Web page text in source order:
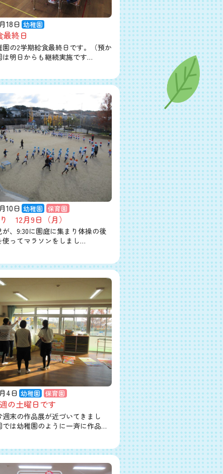
18日 幼稚園
最終日
の2学期給食最終日です。（預か
は明日からも継続実施です…
10日 幼稚園 保育園
12月9日（月）
、9:30に園庭に集まり体操の後
使ってマラソンをしまし…
4日 幼稚園 保育園
の土曜日です
週末の作品展が近づいてきまし
では幼稚園のように一斉に作品…